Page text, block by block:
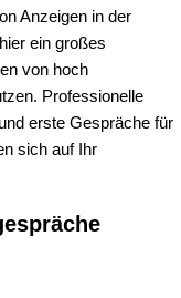
Anzeigen in der
ein großes
von hoch
Professionelle
erste Gespräche für
sich auf Ihr